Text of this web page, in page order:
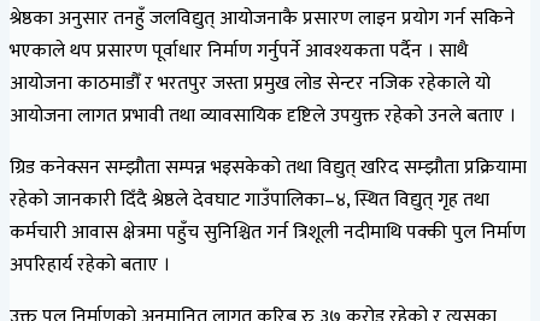
श्रेष्ठका अनुसार तनहुँ जलविद्युत् आयोजनाकै प्रसारण लाइन प्रयोग गर्न सकिने
भएकाले थप प्रसारण पूर्वाधार निर्माण गर्नुपर्ने आवश्यकता पर्दैन । साथै
आयोजना काठमाडौँ र भरतपुर जस्ता प्रमुख लोड सेन्टर नजिक रहेकाले यो
आयोजना लागत प्रभावी तथा व्यावसायिक दृष्टिले उपयुक्त रहेको उनले बताए ।
ग्रिड कनेक्सन सम्झौता सम्पन्न भइसकेको तथा विद्युत् खरिद सम्झौता प्रक्रियामा
रहेको जानकारी दिँदै श्रेष्ठले देवघाट गाउँपालिका–४, स्थित विद्युत् गृह तथा
कर्मचारी आवास क्षेत्रमा पहुँच सुनिश्चित गर्न त्रिशूली नदीमाथि पक्की पुल निर्माण
अपरिहार्य रहेको बताए ।